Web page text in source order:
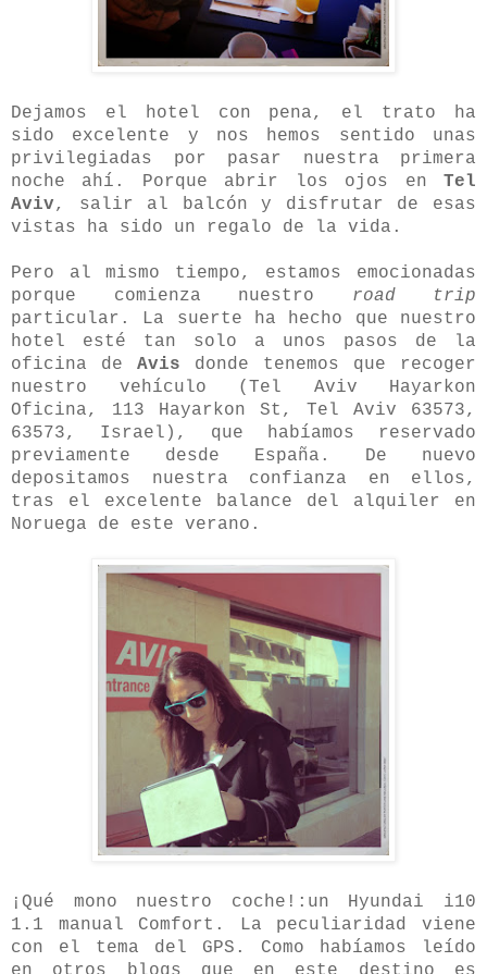
Dejamos el hotel con pena, el trato ha
sido excelente y nos hemos sentido unas
privilegiadas por pasar nuestra primera
noche ahí. Porque abrir los ojos en Tel
Aviv, salir al balcón y disfrutar de esas
vistas ha sido un regalo de la vida.
Pero al mismo tiempo, estamos emocionadas
porque comienza nuestro road trip
particular. La suerte ha hecho que nuestro
hotel esté tan solo a unos pasos de la
oficina de Avis donde tenemos que recoger
nuestro vehículo ( Tel Aviv Hayarkon
Oficina, 113 Hayarkon St, Tel Aviv 63573,
63573, Israel) , que habíamos reservado
previamente desde España. De nuevo
depositamos nuestra confianza en ellos,
tras el excelente balance del alquiler en
Noruega de este verano.
¡Qué mono nuestro coche!: un Hyundai i10
1.1 manual Comfort. La peculiaridad viene
con el tema del GPS. Como habíamos leído